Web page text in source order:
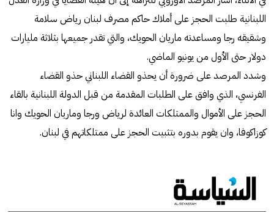
اللبنانية طلبت الحجز على أملاك حاكم مصرف لبنان رياض سلامة
وشقيقه رجا ومساعدته ماريان الحويك، والتي تقدر جميعها بثلاثة مليارات
دولار حتى الأول من يونيو الماضي.
وشدد المرصد على ضرورة أن يحذو القضاء اللبناني حذو القضاء
الفرنسي، الذي وافق على الطلبات المقدمة من قبل الدولة اللبنانية بالقاء
الحجز على الأموال والممتلكات العائدة لرياض ورجا وماريان الحويك وانا
كوزاكوفا، وان يقوم بدوره بتثبيت الحجز على ممتلكاتهم في لبنان.